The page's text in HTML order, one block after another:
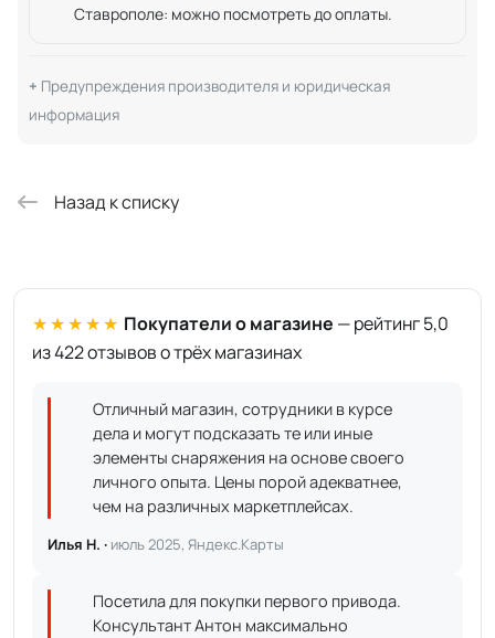
Ставрополе: можно посмотреть до оплаты.
Предупреждения производителя и юридическая
информация
Назад к списку
★★★★★ Покупатели о магазине — рейтинг 5,0
из 422 отзывов о трёх магазинах
Отличный магазин, сотрудники в курсе
дела и могут подсказать те или иные
элементы снаряжения на основе своего
личного опыта. Цены порой адекватнее,
чем на различных маркетплейсах.
Илья Н. · июль 2025, Яндекс.Карты
Посетила для покупки первого привода.
Консультант Антон максимально